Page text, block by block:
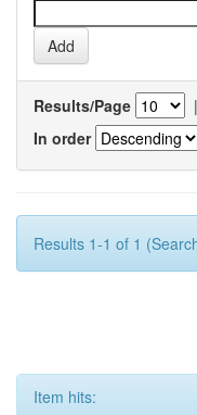
Results/Page |
In order
Results 1-1 of 1
Item hits: